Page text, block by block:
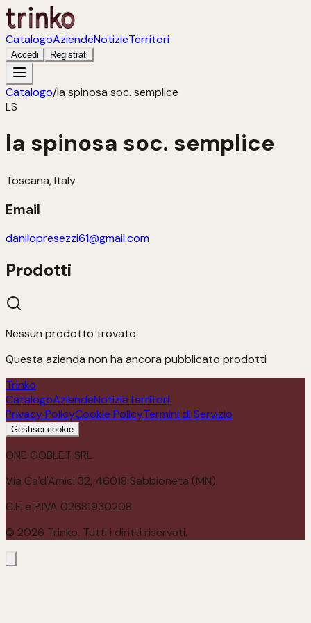
CatalogoAziendeNotizieTerritori
Accedi Registrati
Catalogo/la spinosa soc. semplice
LS
la spinosa soc. semplice
Toscana, Italy
Email
danilopresezzi61@gmail.com
Prodotti
Nessun prodotto trovato
Questa azienda non ha ancora pubblicato prodotti
Trinko
CatalogoAziendeNotizieTerritori
Privacy PolicyCookie PolicyTermini di Servizio
Gestisci cookie
ONE GOBLET SRL
Via Ca'd'Amici 32, 46018 Sabbioneta (MN)
C.F. e P.IVA 02681930208
© 2026 Trinko. Tutti i diritti riservati.